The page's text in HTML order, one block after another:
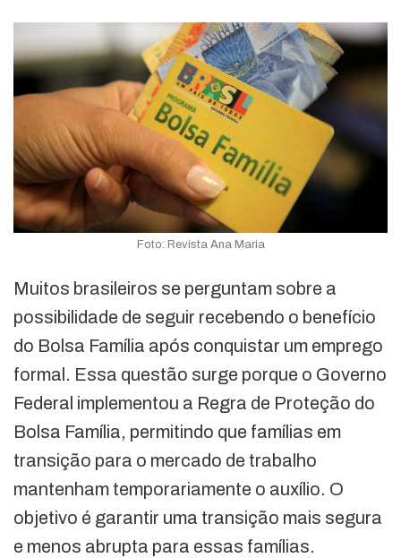
Foto: Revista Ana Maria
Muitos brasileiros se perguntam sobre a
possibilidade de seguir recebendo o benefício
do Bolsa Família após conquistar um emprego
formal. Essa questão surge porque o Governo
Federal implementou a Regra de Proteção do
Bolsa Família, permitindo que famílias em
transição para o mercado de trabalho
mantenham temporariamente o auxílio. O
objetivo é garantir uma transição mais segura
e menos abrupta para essas famílias.